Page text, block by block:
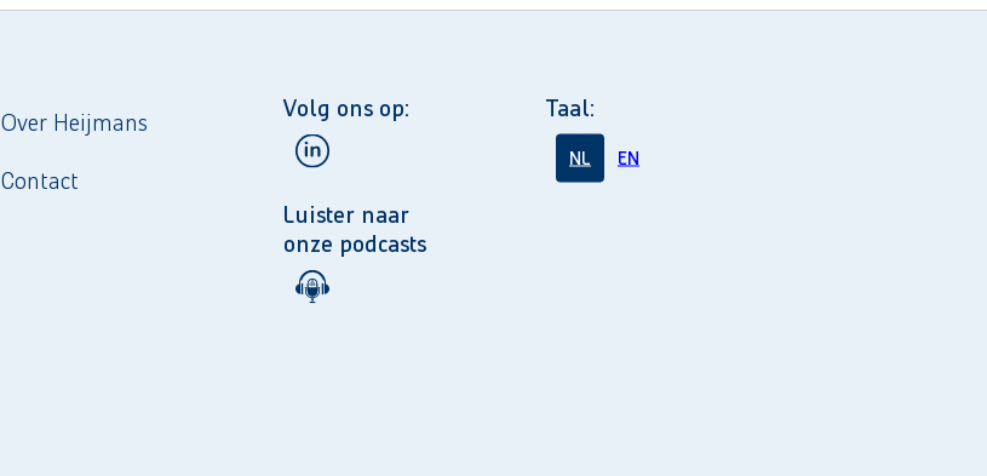
Over Heijmans
Contact
Volg ons op:
Luister naar
onze podcasts
Taal:
NL EN